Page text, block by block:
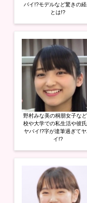
バイ!?モデルなど驚きの
とは!?
野村みな美の桐朋女子な
校や大学での私生活や彼
ヤバイ!?字が達筆過ぎて
イ!?